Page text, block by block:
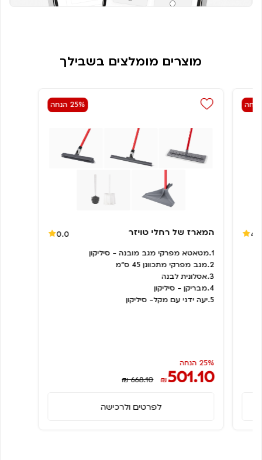
מוצרים מומלצים בשבילך
4.8
25% הנחה
המארז של רחלי טויזר
0.0
1.מטאטא מפרקי מגב מובנה - סיליקון
2.מגב מפרקי מתכוונן 45 ס"מ
3.אסלונית לבנה
4.מבריקן - סיליקון
5.יעה ידני עם מקל- סיליקון
25% הנחה
₪501.10
₪ 668.10
לפרטים ולרכישה